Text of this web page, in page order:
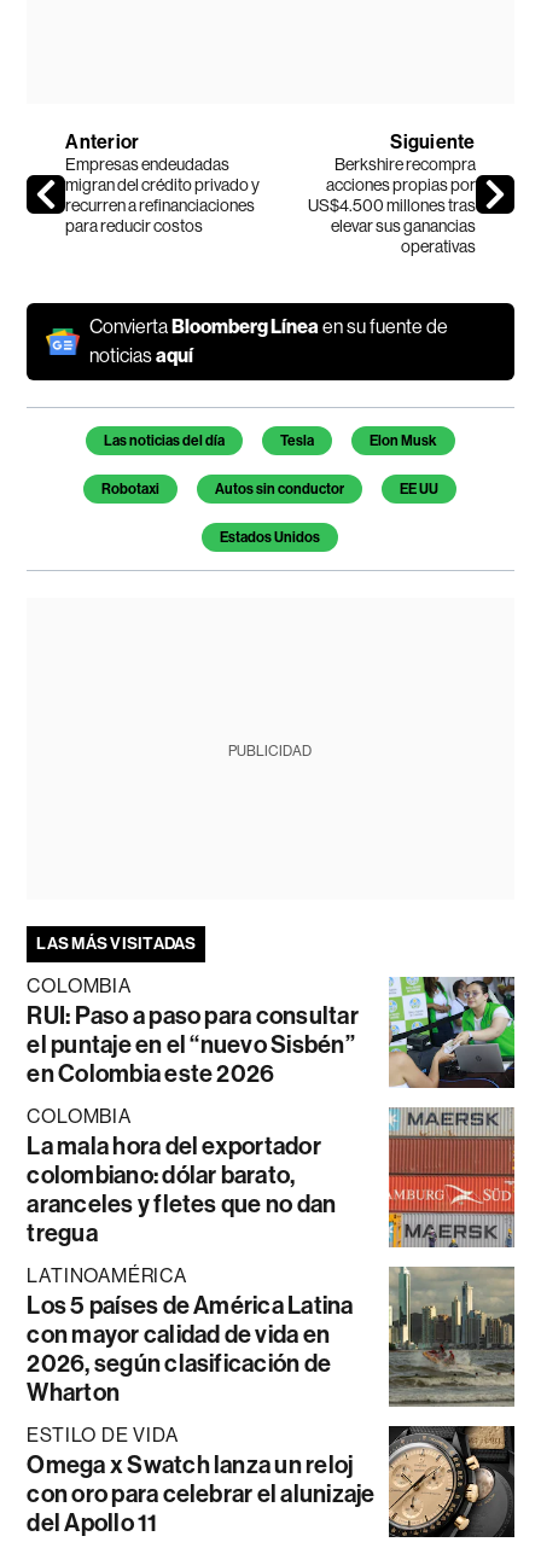
Anterior
Empresas endeudadas
migran del crédito privado y
recurren a refinanciaciones
para reducir costos
Siguiente
Berkshire recompra
acciones propias por
US$4.500 millones tras
elevar sus ganancias
operativas
ConviertaBloomberg Líneaen su fuente de
noticiasaquí
Temas de este artículo
Las noticias del día Tesla Elon Musk
Robotaxi Autos sin conductor EE UU
Estados Unidos
PUBLICIDAD
LAS MÁS VISITADAS
COLOMBIA
RUI: Paso a paso para consultar
el puntaje en el “nuevo Sisbén”
en Colombia este 2026
COLOMBIA
La mala hora del exportador
colombiano: dólar barato,
aranceles y fletes que no dan
tregua
LATINOAMÉRICA
Los 5 países de América Latina
con mayor calidad de vida en
2026, según clasificación de
Wharton
ESTILO DE VIDA
Omega x Swatch lanza un reloj
con oro para celebrar el alunizaje
del Apollo 11